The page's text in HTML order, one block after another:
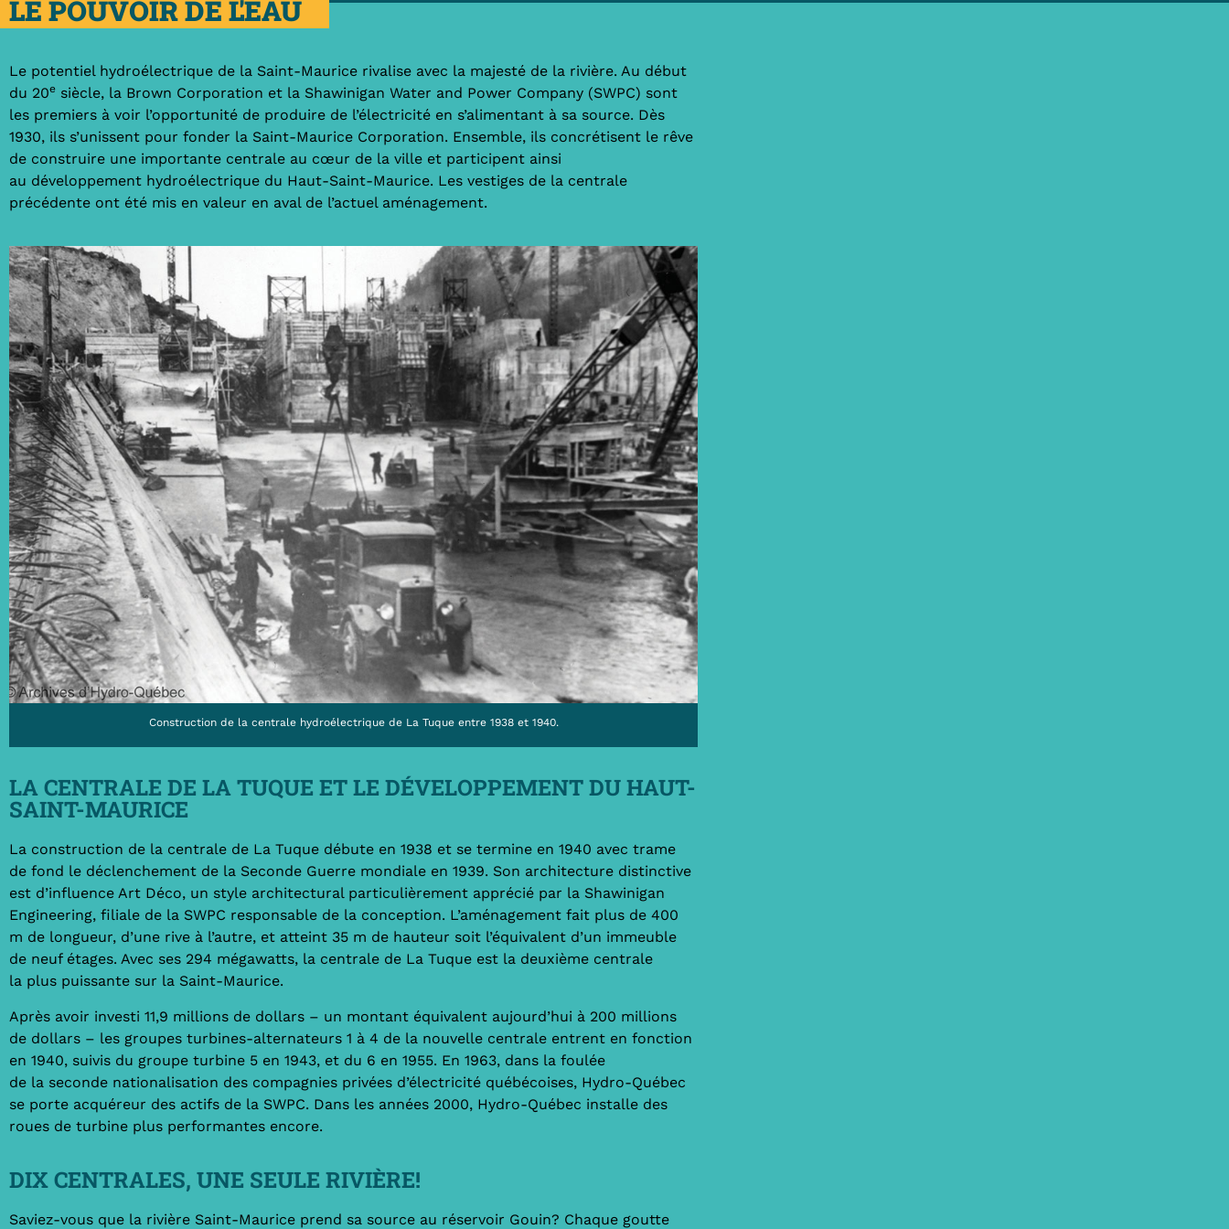
LE POUVOIR DE L'EAU
Le potentiel hydroélectrique de la Saint-Maurice rivalise avec la majesté de la rivière. Au début
du 20e siècle, la Brown Corporation et la Shawinigan Water and Power Company (SWPC) sont
les premiers à voir l’opportunité de produire de l’électricité en s’alimentant à sa source. Dès
1930, ils s’unissent pour fonder la Saint-Maurice Corporation. Ensemble, ils concrétisent le rêve
de construire une importante centrale au cœur de la ville et participent ainsi
au développement hydroélectrique du Haut-Saint-Maurice. Les vestiges de la centrale
précédente ont été mis en valeur en aval de l’actuel aménagement.
Construction de la centrale hydroélectrique de La Tuque entre 1938 et 1940.
LA CENTRALE DE LA TUQUE ET LE DÉVELOPPEMENT DU HAUT-
SAINT-MAURICE
La construction de la centrale de La Tuque débute en 1938 et se termine en 1940 avec trame
de fond le déclenchement de la Seconde Guerre mondiale en 1939. Son architecture distinctive
est d’influence Art Déco, un style architectural particulièrement apprécié par la Shawinigan
Engineering, filiale de la SWPC responsable de la conception. L’aménagement fait plus de 400
m de longueur, d’une rive à l’autre, et atteint 35 m de hauteur soit l’équivalent d’un immeuble
de neuf étages. Avec ses 294 mégawatts, la centrale de La Tuque est la deuxième centrale
la plus puissante sur la Saint-Maurice.
Après avoir investi 11,9 millions de dollars – un montant équivalent aujourd’hui à 200 millions
de dollars – les groupes turbines-alternateurs 1 à 4 de la nouvelle centrale entrent en fonction
en 1940, suivis du groupe turbine 5 en 1943, et du 6 en 1955. En 1963, dans la foulée
de la seconde nationalisation des compagnies privées d’électricité québécoises, Hydro-Québec
se porte acquéreur des actifs de la SWPC. Dans les années 2000, Hydro-Québec installe des
roues de turbine plus performantes encore.
DIX CENTRALES, UNE SEULE RIVIÈRE!
Saviez-vous que la rivière Saint-Maurice prend sa source au réservoir Gouin? Chaque goutte